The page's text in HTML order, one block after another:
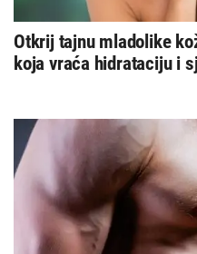
Otkrij tajnu mladolike
koja vraća hidrataciju i